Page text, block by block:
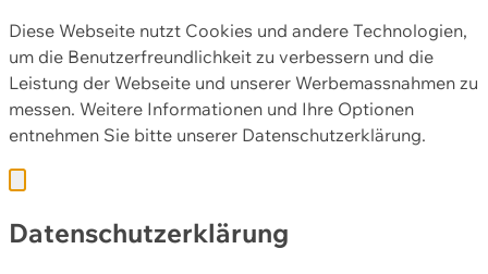
Diese Webseite nutzt Cookies und andere Technologien,
um die Benutzerfreundlichkeit zu verbessern und die
Leistung der Webseite und unserer Werbemassnahmen zu
messen. Weitere Informationen und Ihre Optionen
entnehmen Sie bitte unserer Datenschutzerklärung.
Datenschutzerklärung